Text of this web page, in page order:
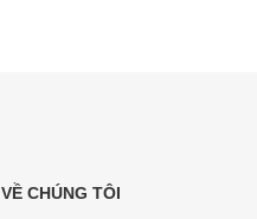
VỀ CHÚNG TÔI